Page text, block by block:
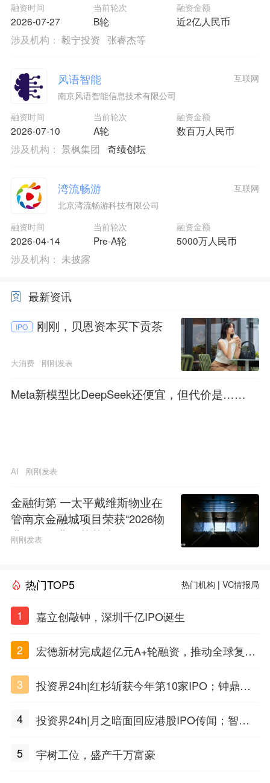
融资时间
2026-07-27
当前轮次
B轮
融资金额
近2亿人民币
涉及机构： 毅宁投资 张睿杰等
风语智能
南京风语智能信息技术有限公司
融资时间
2026-07-10
当前轮次
A轮
融资金额
数百万人民币
互联网
涉及机构： 景枫集团 奇绩创坛
湾流畅游
北京湾流畅游科技有限公司
融资时间
2026-04-14
当前轮次
Pre-A轮
融资金额
5000万人民币
互联网
涉及机构： 未披露
最新资讯
IPO 刚刚，贝恩资本买下贡茶
大消费 刚刚发表
Meta新模型比DeepSeek还便宜，但代价是……
AI 刚刚发表
金融街第 一太平戴维斯物业在
管南京金融城项目荣获“2026物
业服务行业示范基地”称号
刚刚发表
热门TOP5 热门机构 |VC情报局
1 嘉立创敲钟，深圳千亿IPO诞生
2
宏德新材完成超亿元A+轮融资，推动全球复合
3
投资界24h|红杉斩获今年第10家IPO；钟鼎投
水
4
投资界24h|月之暗面回应港股IPO传闻；智元
5
宇树工位，盛产千万富豪